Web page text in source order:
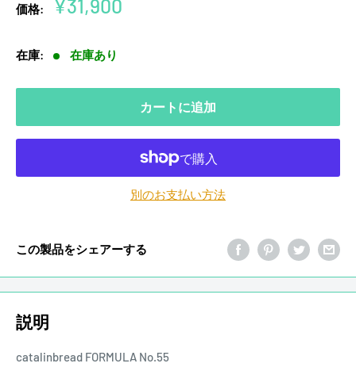
価格:
販
価
格
¥31,900
在庫: 在庫あり
カートに追加
別のお支払い方法
この製品をシェアーする
説明
catalinbread FORMULA No.55